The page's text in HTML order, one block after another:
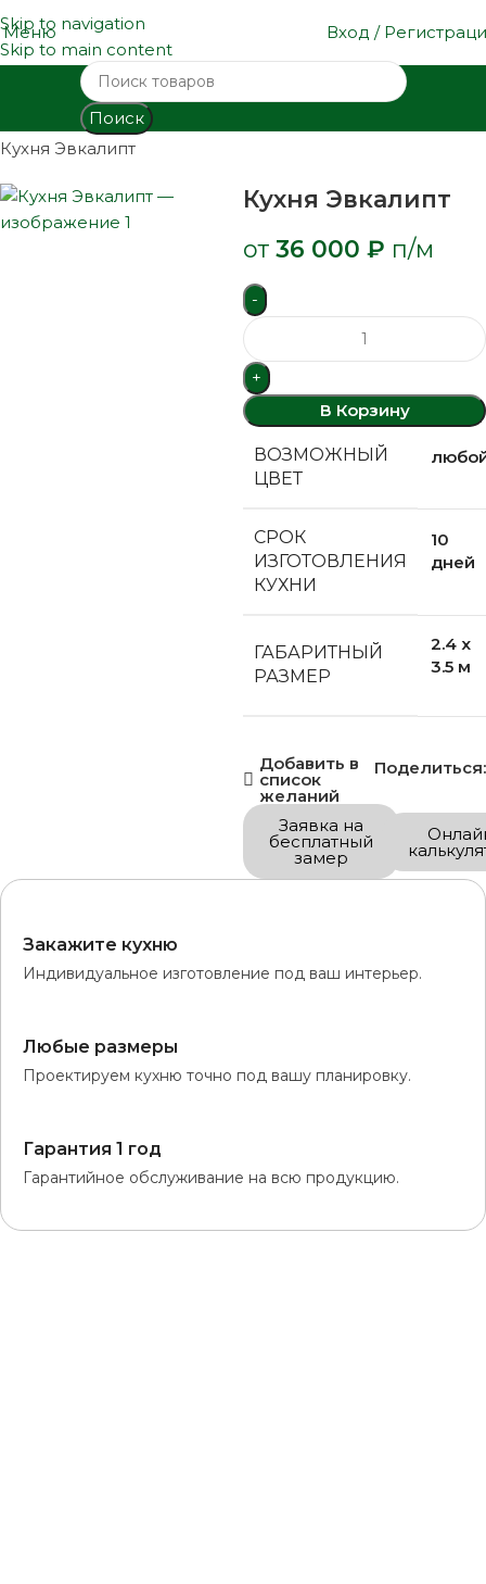
Skip to navigation
Skip to main content
Меню Вход /
Поиск
Каталог кухонь
Кухня Эвкалипт
Кухня Эвкалипт
от 36 000 ₽ п/м
В Корзину
ВОЗМОЖНЫЙ
ЦВЕТ
СРОК
ИЗГОТОВЛЕНИЯ
КУХНИ
10
дней
ГАБАРИТНЫЙ
РАЗМЕР
2.4 x
3.5 м
Добавить в
список
желаний
Поделиться:
Заявка на
бесплатный
замер
Закажите кухню
Индивидуальное изготовление под ваш интерьер.
Любые размеры
Проектируем кухню точно под вашу планировку.
Гарантия 1 год
Гарантийное обслуживание на всю продукцию.